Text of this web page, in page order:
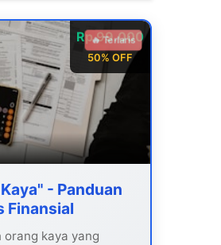
Rp 99.000
50% OFF
🔥 Terlaris
- Panduan
Finansial
orang kaya yang